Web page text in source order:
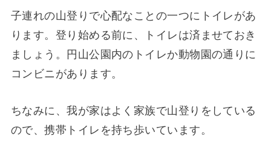
子連れの山登りで心配なことの一つにトイレがあ
ります。登り始める前に、トイレは済ませておき
ましょう。円山公園内のトイレか動物園の通りに
コンビニがあります。
ちなみに、我が家はよく家族で山登りをしている
ので、携帯トイレを持ち歩いています。